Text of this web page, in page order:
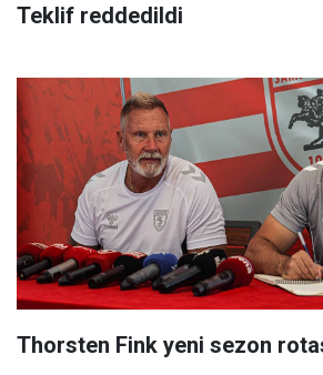
Teklif reddedildi
Thorsten Fink yeni sezon